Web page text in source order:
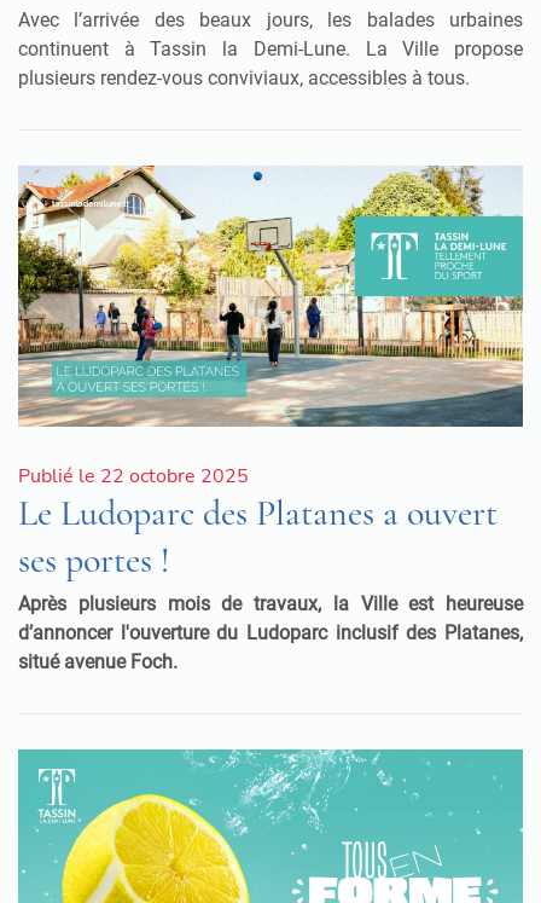
Avec l’arrivée des beaux jours, les balades urbaines
continuent à
Tassin la Demi-Lune. La Ville propose
plusieurs rendez-vous conviviaux, accessibles à tous.
Publié le 22 octobre 2025
Le Ludoparc des Platanes a ouvert
ses portes !
Après plusieurs mois de travaux, la Ville est heureuse
d’annoncer l'ouverture du Ludoparc inclusif des Platanes,
situé avenue Foch.